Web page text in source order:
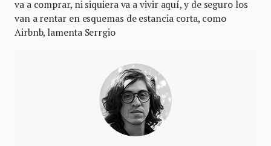
va a comprar, ni siquiera va a vivir aquí, y de seguro los
van a rentar en esquemas de estancia corta, como
Airbnb, lamenta Serrgio